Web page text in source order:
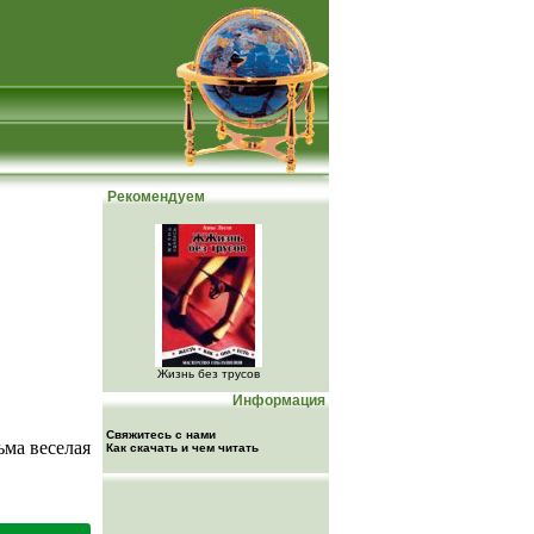
веселая
Рекомендуем
Жизнь без трусов
Информация
Свяжитесь с нами
Как скачать и чем читать